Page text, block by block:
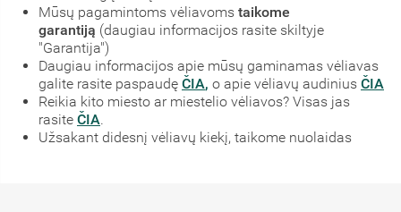
Mūsų pagamintoms vėliavoms taikome
garantiją (daugiau informacijos rasite skiltyje
"Garantija")
Daugiau informacijos apie mūsų gaminamas vėliavas
galite rasite paspaudę ČIA, o apie vėliavų audinius ČIA
Reikia kito miesto ar miestelio vėliavos? Visas jas
rasite ČIA.
Užsakant didesnį vėliavų kiekį, taikome nuolaidas